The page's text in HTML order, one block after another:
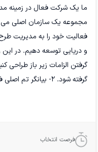
ما یک شرکت فعال در زمینه
مجموعه یک سازمان اصلی می
فعالیت خود را به مدیریت
و دریایی توسعه دهیم. در این
فرصت انتخاب